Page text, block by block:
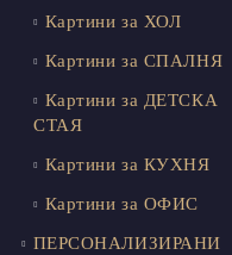
Картини за ХОЛ
Картини за СПАЛНЯ
Картини за ДЕТСКА
СТАЯ
Картини за КУХНЯ
Картини за ОФИС
ПЕРСОНАЛИЗИРАНИ